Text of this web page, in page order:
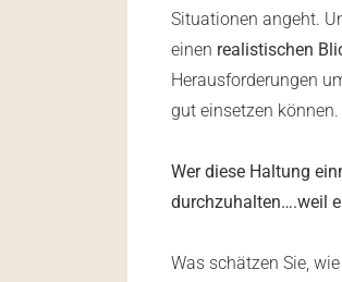
Situationen angeht.
einen realistischen
Herausforderungen
gut einsetzen
Wer diese Haltung
durchzuhalten….weil
Was schätzen Sie,